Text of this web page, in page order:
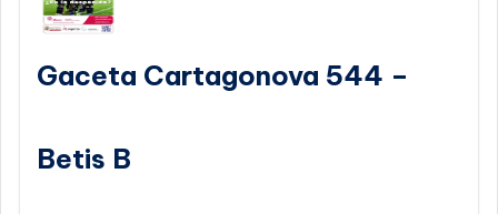
Gaceta Cartagonova 544 –
Betis B